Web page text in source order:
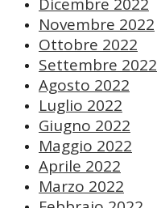
Dicembre 2022
Novembre 2022
Ottobre 2022
Settembre 2022
Agosto 2022
Luglio 2022
Giugno 2022
Maggio 2022
Aprile 2022
Marzo 2022